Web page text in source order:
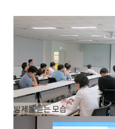
발제를 듣는 모습